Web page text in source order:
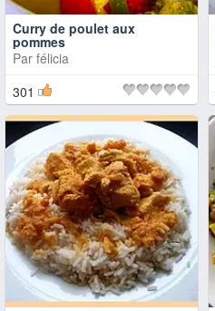
Curry de poulet aux
pommes
Par félicia
301